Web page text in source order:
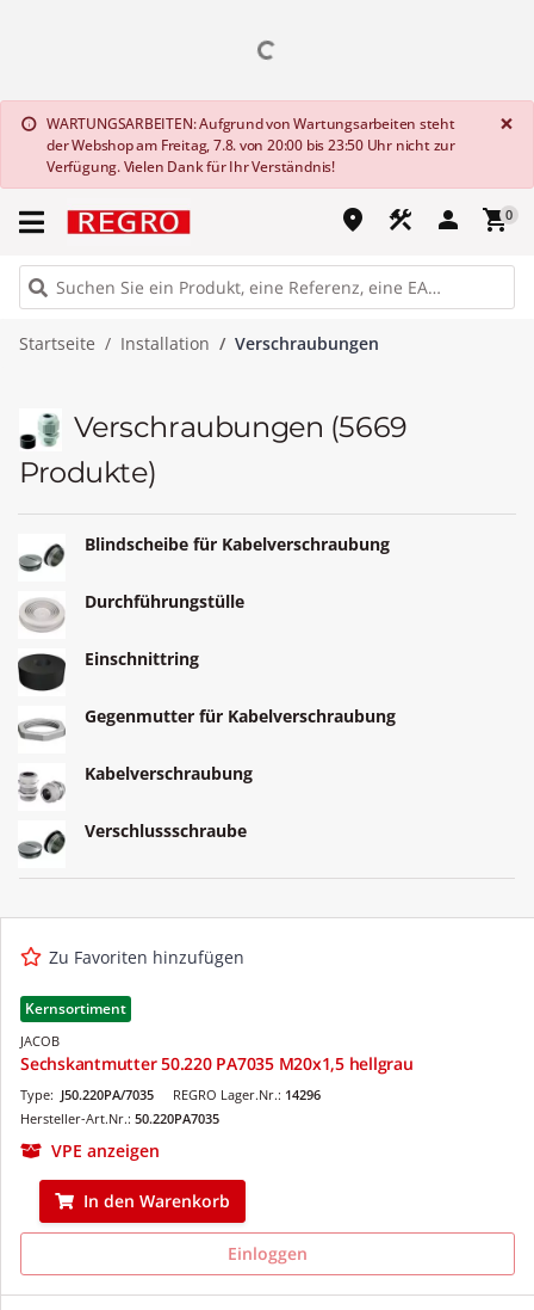
info WARTUNGSARBEITEN: Aufgrund von Wartungsarbeiten steht
der Webshop am Freitag, 7.8. von 20:00 bis 23:50 Uhr nicht zur
Verfügung. Vielen Dank für Ihr Verständnis!
×
place construction person shopping_cart0
Startseite Installation Verschraubungen
Verschraubungen (5669
Produkte)
Blindscheibe für Kabelverschraubung
Durchführungstülle
Einschnittring
Gegenmutter für Kabelverschraubung
Kabelverschraubung
Verschlussschraube
Zu Favoriten hinzufügen
Kernsortiment
JACOB
Sechskantmutter 50.220 PA7035 M20x1,5 hellgrau
REGRO Lager.Nr.: 14296
Type: J50.220PA/7035
Hersteller-Art.Nr.: 50.220PA7035
VPE anzeigen
In den Warenkorb
Einloggen